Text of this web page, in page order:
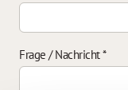
Frage / Nachricht*